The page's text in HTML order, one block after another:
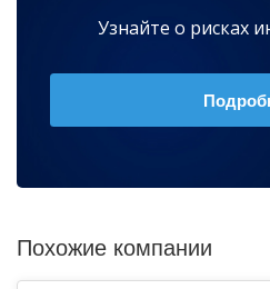
Узнайте о рисках
Похожие компании